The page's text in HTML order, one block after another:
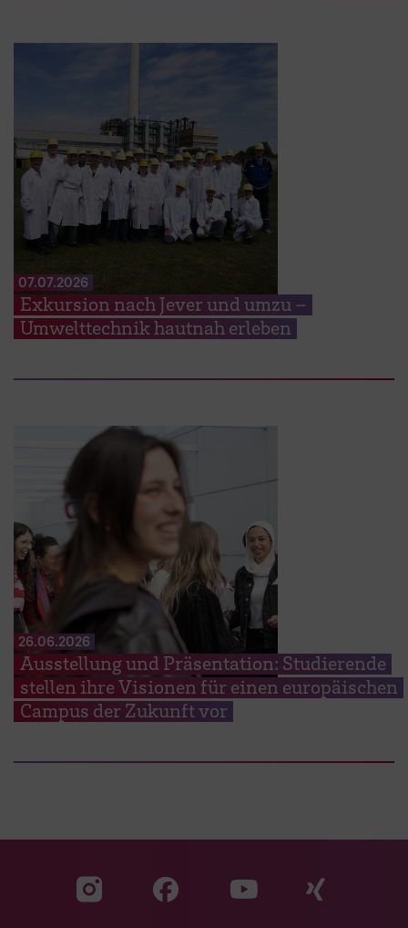
07.07.2026
Exkursion nach Jever und umzu –
Umwelttechnik hautnah erleben
26.06.2026
Ausstellung und Präsentation: Studierende
stellen ihre Visionen für einen europäischen
Campus der Zukunft vor
Zu unserer Facebook
Zu